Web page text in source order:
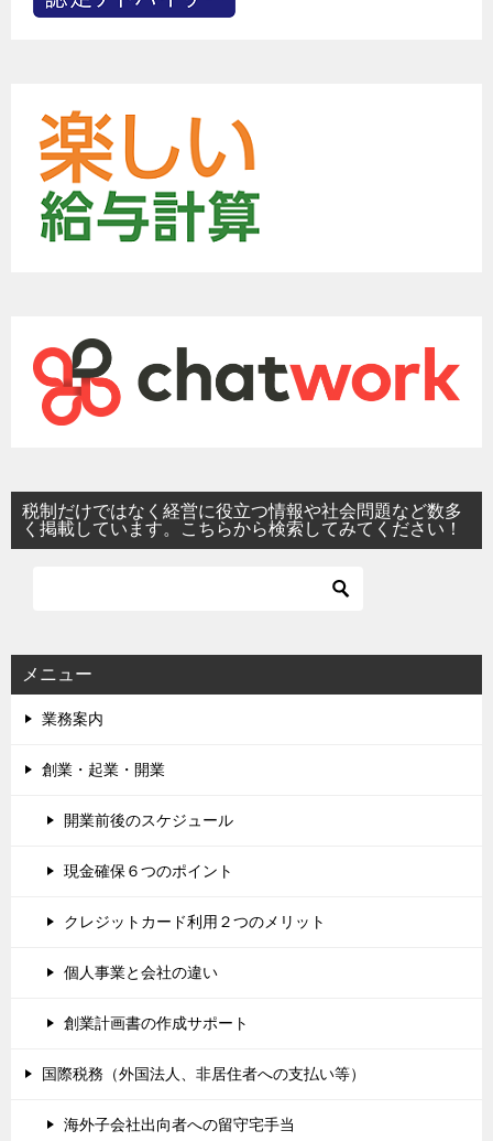
税制だけではなく経営に役立つ情報や社会問題など数多
く掲載しています。こちらから検索してみてください！
メニュー
業務案内
創業・起業・開業
開業前後のスケジュール
現金確保６つのポイント
クレジットカード利用２つのメリット
個人事業と会社の違い
創業計画書の作成サポート
国際税務（外国法人、非居住者への支払い等）
海外子会社出向者への留守宅手当